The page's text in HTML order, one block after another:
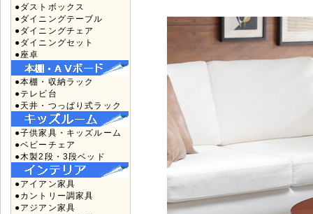
●ダストボックス
●ダイニングテーブル
●ダイニングチェア
●ダイニングセット
●座卓
●本棚・収納ラック
●テレビ台
●天井・つっぱり式ラック
●子供家具・キッズルーム
●ベビーチェア
●木製2段・3段ベッド
●アイアン家具
●カントリー調家具
●アジアン家具